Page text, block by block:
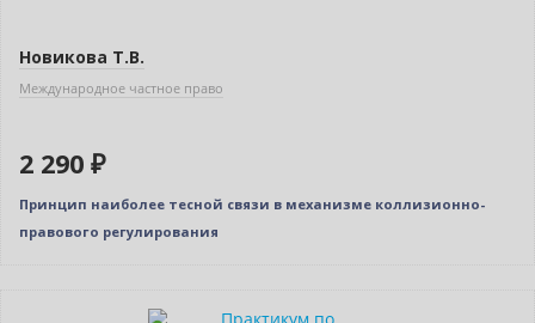
Новикова Т.В.
Международное частное право
2 290 ₽
Принцип наиболее тесной связи в механизме коллизионно-
правового регулирования